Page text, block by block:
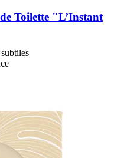
Toilette "L’Instant